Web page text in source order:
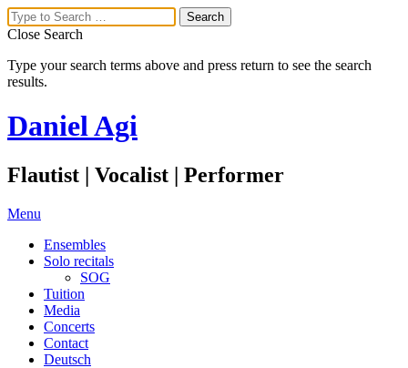
Close Search
Type your search terms above and press return to see the search
results.
Daniel Agi
Flautist | Vocalist | Performer
Menu
Ensembles
Solo recitals
SOG
Tuition
Media
Concerts
Contact
Deutsch